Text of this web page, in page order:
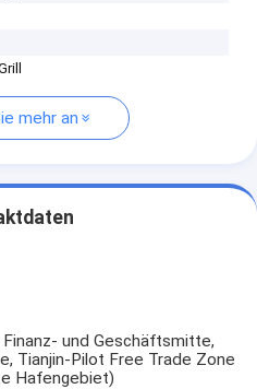
mehr an
und Geschäftsmitte,
Tianjin-Pilot Free Trade Zone
Hafengebiet)